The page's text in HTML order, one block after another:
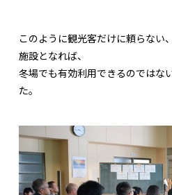
このように観光客だけに頼らない
施設となれば、
冬場でも有効利用できるのではな
た。